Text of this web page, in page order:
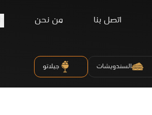
اتصل بنا من نحن
السندويشات جيلاتو